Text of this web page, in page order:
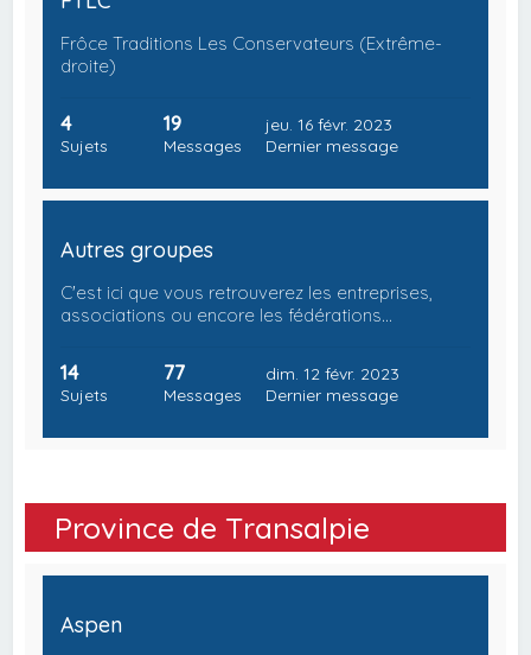
Frôce Traditions Les Conservateurs (Extrême-
droite)
4
Sujets
19
Messages
jeu. 16 févr. 2023
Dernier message
Autres groupes
C'est ici que vous retrouverez les entreprises,
associations ou encore les fédérations…
14
Sujets
77
Messages
dim. 12 févr. 2023
Dernier message
Province de Transalpie
Aspen